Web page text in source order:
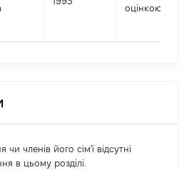
оцінкою
членів його сім'ї відсутні
в цьому розділі.